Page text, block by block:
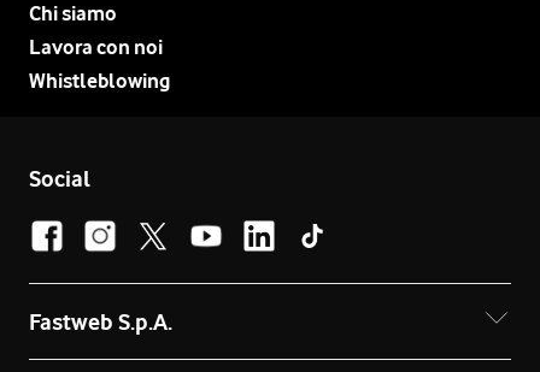
Chi siamo
Lavora con noi
Whistleblowing
Social
Fastweb S.p.A.